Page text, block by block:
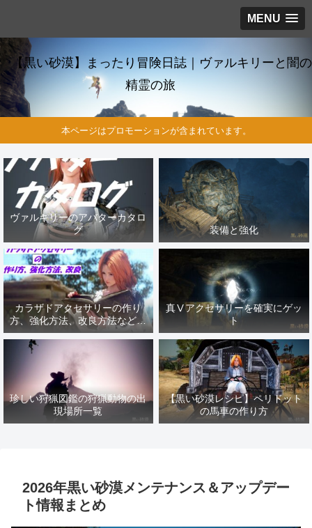
MENU
【黒い砂漠】まったり冒険日誌｜ヴァルキリーと闇の
精霊の旅
本ページはプロモーションが含まれています。
ヴァルキリーのアバターカタロ
グ
装備と強化
カラザドアクセサリーの作り
方、強化方法、改良方法などま
とめ【黒い砂漠冒険日誌１４１
真Ⅴアクセサリーを確実にゲッ
ト
珍しい狩猟図鑑の狩猟動物の出
現場所一覧
【黒い砂漠レシピ】ペリドット
の馬車の作り方
2026年黒い砂漠メンテナンス＆アップデー
ト情報まとめ